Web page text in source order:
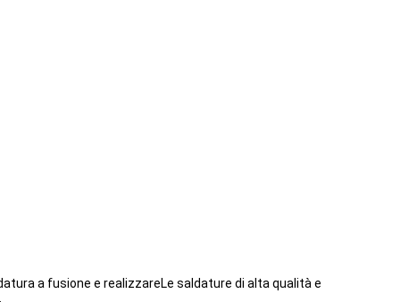
a fusione e realizzareLe saldature di alta qualità e